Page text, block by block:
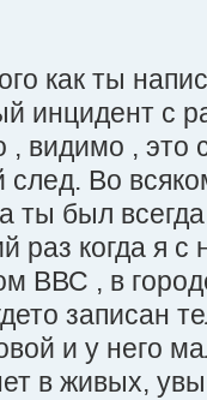
как ты
инцидент с
, видимо , это
Во
ты был
раз когда я
ВВС , в
записан
и у него
в живых,